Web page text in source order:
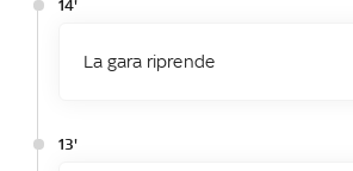
14'
La gara riprende
13'